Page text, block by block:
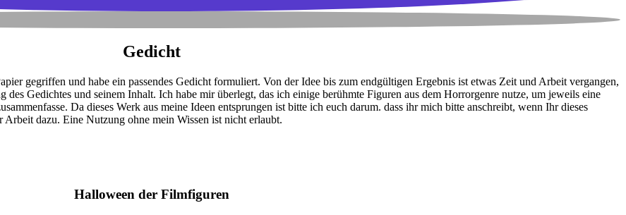
Gedicht
gegriffen und habe ein passendes Gedicht formuliert. Von der Idee bis zum endgültigen Ergebnis ist etwas Zeit und Arbeit vergangen,
Gedichtes und seinem Inhalt. Ich habe mir überlegt, das ich einige berühmte Figuren aus dem Horrorgenre nutze, um jeweils eine
Da dieses Werk aus meine Ideen entsprungen ist bitte ich euch darum. dass ihr mich bitte anschreibt, wenn Ihr dieses
dazu. Eine Nutzung ohne mein Wissen ist nicht erlaubt.
Halloween der Filmfiguren